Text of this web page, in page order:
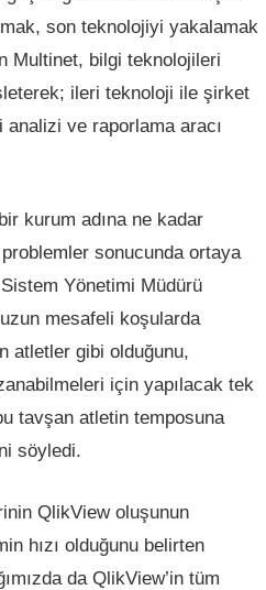
son teknolojiyi yakalamak
Multinet, bilgi teknolojileri
ileri teknoloji ile şirket
analizi ve raporlama aracı
kurum adına ne kadar
sonucunda ortaya
Sistem Yönetimi Müdürü
mesafeli koşularda
atletler gibi olduğunu,
için yapılacak tek
tavşan atletin temposuna
söyledi.
QlikView oluşunun
hızı olduğunu belirten
da QlikView’in tüm